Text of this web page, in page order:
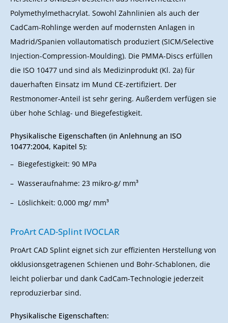
Polymethylmethacrylat. Sowohl Zahnlinien als auch der
CadCam-Rohlinge werden auf modernsten Anlagen in
Madrid/Spanien vollautomatisch produziert (SICM/Selective
Injection-Compression-Moulding). Die PMMA-Discs erfüllen
die ISO 10477 und sind als Medizinprodukt (Kl. 2a) für
dauerhaften Einsatz im Mund CE-zertifiziert. Der
Restmonomer-Anteil ist sehr gering. Außerdem verfügen sie
über hohe Schlag- und Biegefestigkeit.
Physikalische Eigenschaften (in Anlehnung an ISO
10477:2004, Kapitel 5):
Biegefestigkeit: 90 MPa
Wasseraufnahme: 23 mikro-g/ mm³
Löslichkeit: 0,000 mg/ mm³
ProArt CAD-Splint IVOCLAR
ProArt CAD Splint eignet sich zur effizienten Herstellung von
okklusionsgetragenen Schienen und Bohr-Schablonen, die
leicht polierbar und dank CadCam-Technologie jederzeit
reproduzierbar sind.
Physikalische Eigenschaften: